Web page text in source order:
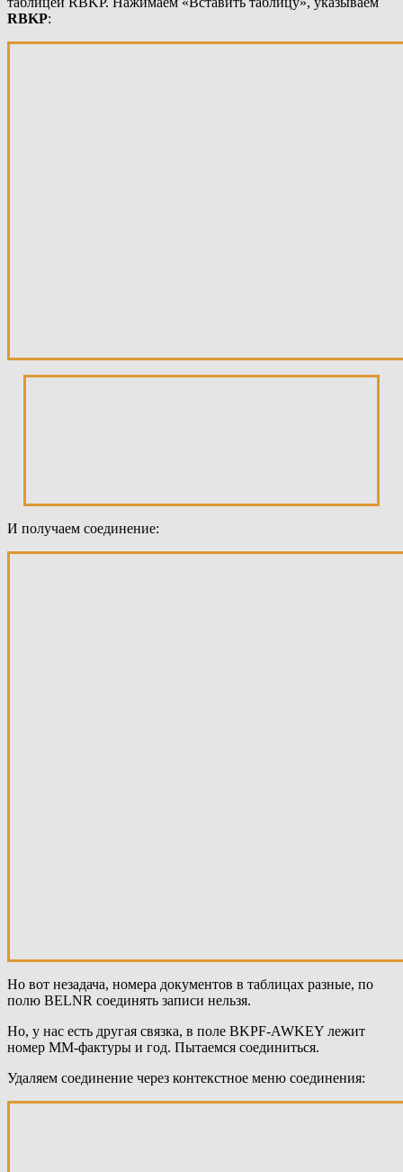
RBKP:
И получаем соединение:
Но вот незадача, номера документов в таблицах разные, по
полю BELNR соединять записи нельзя.
Но, у нас есть другая связка, в поле BKPF-AWKEY лежит
номер MM-фактуры и год. Пытаемся соединиться.
Удаляем соединение через контекстное меню соединения: